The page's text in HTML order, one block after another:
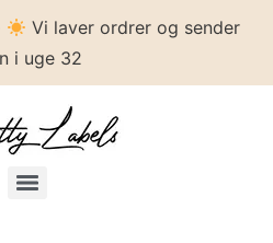
Vi laver ordrer og sender
i uge 32